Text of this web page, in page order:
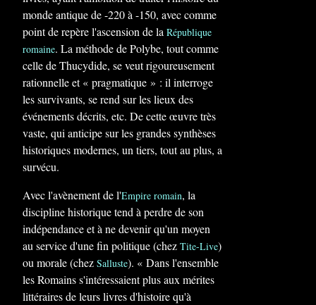
monde antique de -220 à -150, avec comme
point de repère l'ascension de la République
romaine. La méthode de Polybe, tout comme
celle de Thucydide, se veut rigoureusement
rationnelle et « pragmatique » : il interroge
les survivants, se rend sur les lieux des
événements décrits, etc. De cette œuvre très
vaste, qui anticipe sur les grandes synthèses
historiques modernes, un tiers, tout au plus, a
survécu.
Avec l'avènement de l'Empire romain, la
discipline historique tend à perdre de son
indépendance et à ne devenir qu'un moyen
au service d'une fin politique (chez Tite-Live)
ou morale (chez Salluste). « Dans l'ensemble
les Romains s'intéressaient plus aux mérites
littéraires de leurs livres d'histoire qu'à